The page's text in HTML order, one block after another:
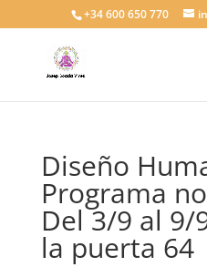
+34 600 650 770
Diseño
Programa
Del 3/9 al 9/
la puerta 64